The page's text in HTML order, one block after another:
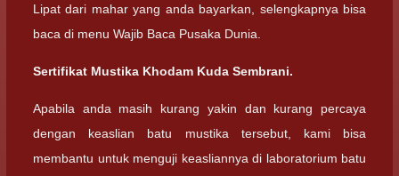
Lipat dari mahar yang anda bayarkan, selengkapnya bisa
baca di menu Wajib Baca Pusaka Dunia.
Sertifikat Mustika Khodam Kuda Sembrani.
Apabila anda masih kurang yakin dan kurang percaya
dengan keaslian batu mustika tersebut, kami bisa
membantu untuk menguji keasliannya di laboratorium batu